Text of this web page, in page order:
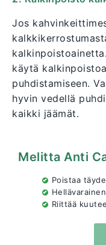
Jos
käytä
puhdistamiseen.
hyvin vedellä
kaikki jäämät.
Melitta Anti
Poistaa
Riittää